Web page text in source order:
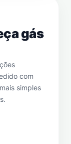
gás
com
simples
.